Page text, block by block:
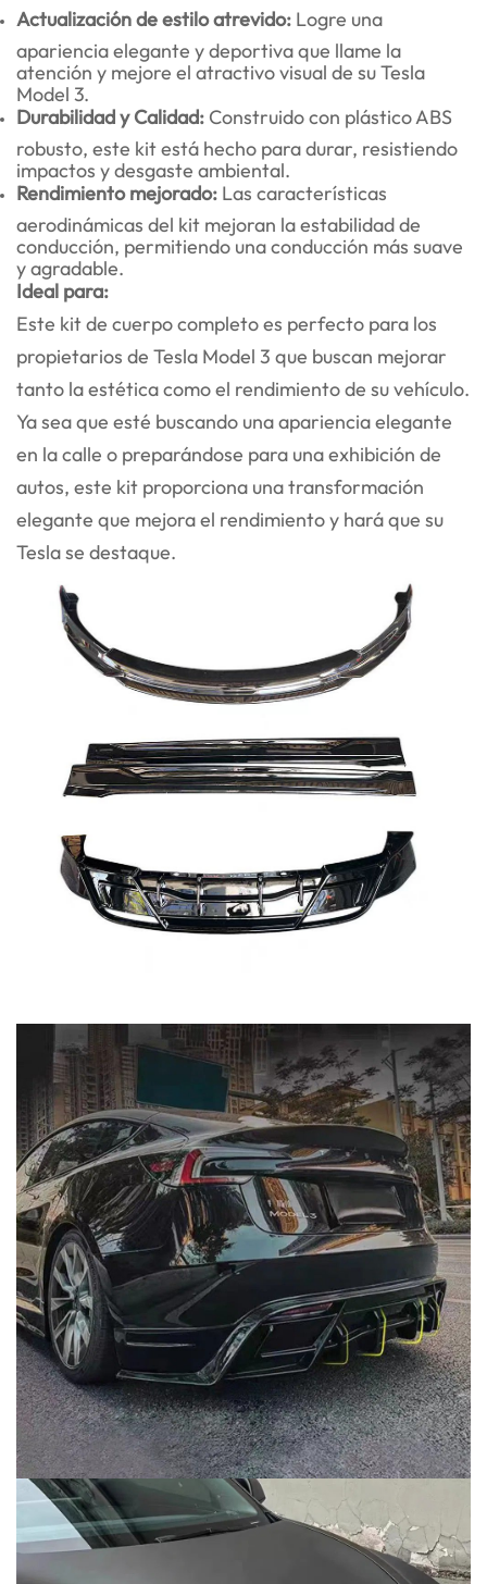
Actualización de estilo atrevido: Logre una
apariencia elegante y deportiva que llame la
atención y mejore el atractivo visual de su Tesla
Model 3.
Durabilidad y Calidad: Construido con plástico ABS
robusto, este kit está hecho para durar, resistiendo
impactos y desgaste ambiental.
Rendimiento mejorado: Las características
aerodinámicas del kit mejoran la estabilidad de
conducción, permitiendo una conducción más suave
y agradable.
Ideal para:
Este kit de cuerpo completo es perfecto para los
propietarios de Tesla Model 3 que buscan mejorar
tanto la estética como el rendimiento de su vehículo.
Ya sea que esté buscando una apariencia elegante
en la calle o preparándose para una exhibición de
autos, este kit proporciona una transformación
elegante que mejora el rendimiento y hará que su
Tesla se destaque.